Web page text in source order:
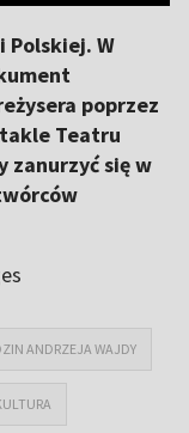
Polskiej. W
poprzez
Teatru
zanurzyć się w
ANDRZEJA WAJDY